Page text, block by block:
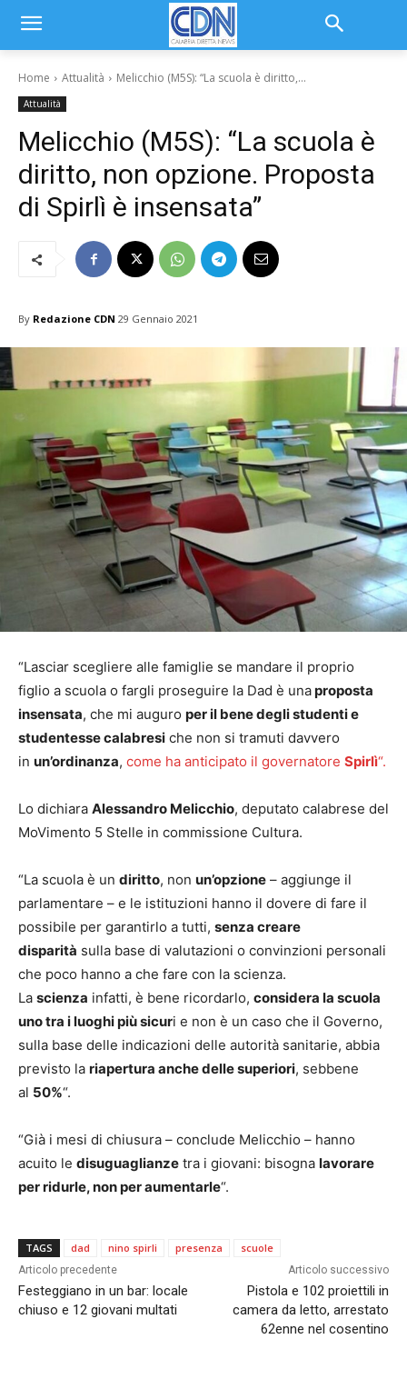
Home Attualità Melicchio (M5S): “La scuola è diritto,...
Attualità
Melicchio (M5S): “La scuola è
diritto, non opzione. Proposta
di Spirlì è insensata”
By Redazione CDN 29 Gennaio 2021
“Lasciar scegliere alle famiglie se mandare il proprio
figlio a scuola o fargli proseguire la Dad è unaproposta
insensata, che mi auguro per il bene degli studenti e
studentesse calabresi che non si tramuti davvero
in un’ordinanza, come ha anticipato il governatore Spirlì“.
Lo dichiara Alessandro Melicchio, deputato calabrese del
MoVimento 5 Stelle in commissione Cultura.
“La scuola è un diritto, non un’opzione – aggiunge il
parlamentare – e le istituzioni hanno il dovere di fare il
possibile per garantirlo a tutti, senza creare
disparità sulla base di valutazioni o convinzioni personali
che poco hanno a che fare con la scienza.
La scienza infatti, è bene ricordarlo, considera la scuola
uno tra i luoghi più sicuri e non è un caso che il Governo,
sulla base delle indicazioni delle autorità sanitarie, abbia
previsto la riapertura anche delle superiori, sebbene
al 50%“.
“Già i mesi di chiusura – conclude Melicchio – hanno
acuito le disuguaglianze tra i giovani: bisogna lavorare
per ridurle, non per aumentarle“.
TAGS dad nino spirli presenza scuole
Articolo precedente
Festeggiano in un bar: locale
chiuso e 12 giovani multati
Articolo successivo
Pistola e 102 proiettili in
camera da letto, arrestato
62enne nel cosentino